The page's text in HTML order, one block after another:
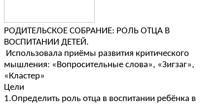
РОДИТЕЛЬСКОЕ СОБРАНИЕ: РОЛЬ ОТЦА В
ВОСПИТАНИИ ДЕТЕЙ.
Использовала приёмы развития критического
мышления: «Вопросительные слова», «Зигзаг»,
«Кластер»
Цели
1.Определить роль отца в воспитании ребёнка в